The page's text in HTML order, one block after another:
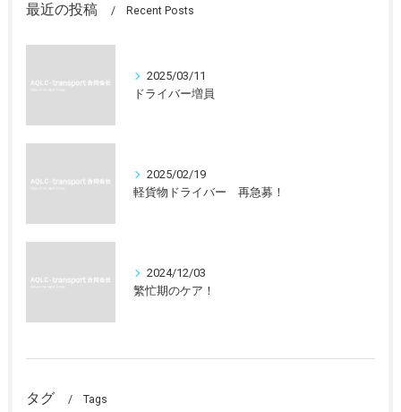
最近の投稿 Recent Posts
2025/03/11
ドライバー増員
2025/02/19
軽貨物ドライバー 再急募！
2024/12/03
繁忙期のケア！
タグ Tags